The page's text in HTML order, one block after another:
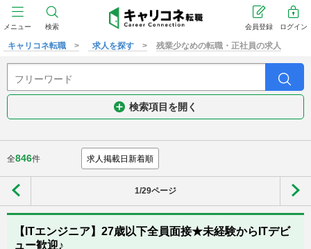
メニュー 検索 ログイン
会員登録
キャリコネ転職 求人を探す 残業少なめの転職・正社員の求人
検索項目を開く
全846件
1/29ページ
【ITエンジニア】27歳以下全員面接★未経験からITデビ
ュー歓迎♪